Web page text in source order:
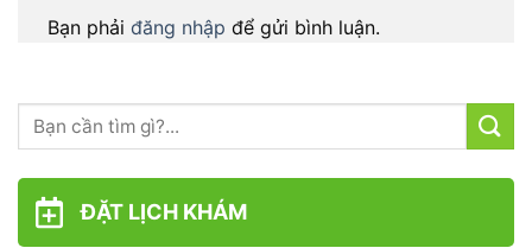
Bạn phải đăng nhập để gửi bình luận.
ĐẶT LỊCH KHÁM